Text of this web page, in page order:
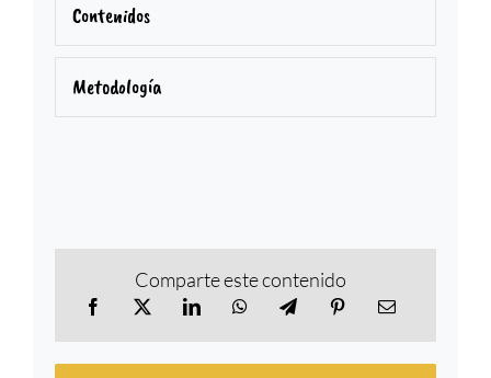
Contenidos
Metodología
Comparte este contenido